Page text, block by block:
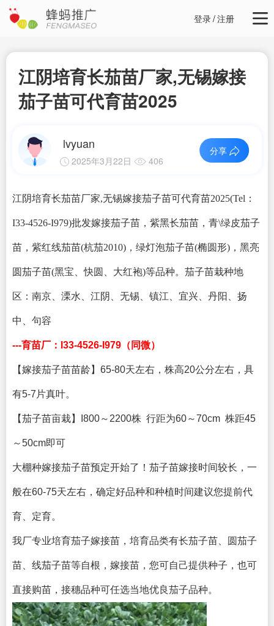
登录/注册
江阴培育长茄苗厂家,无锡嫁接
茄子苗可代育苗2025
lvyuan
2025年3月22日 406
分享
江阴培育长茄苗厂家,无锡嫁接茄子苗可代育苗2025(Tel：
I33-4526-I979)批发嫁接茄子苗，紫黑长茄苗，青\绿皮茄子
苗，紫红线茄苗(杭茄2010)，绿灯泡茄子苗(椭圆形)，黑亮
圆茄子苗(黑宝、快圆、大红袍)等品种。茄子苗栽种地
区： 南京、溧水、江阴、无锡、镇江、宜兴、丹阳、扬
中、句容
---育苗厂：I33-4526-I979（同微）
【嫁接茄子苗苗龄】65-80天左右，株高20公分左右，具
有5-7片真叶。
【茄子苗亩栽】I800～2200株 行距为60～70cm 株距45
～50cm即可
大棚种嫁接茄子苗预定开始了！茄子苗嫁接时间较长，一
般在60-75天左右，确定好品种和种植时间建议您提前代
育、定育。
我厂专业培育茄子嫁接苗，培育品类有长茄子苗、圆茄子
苗、线茄子苗等自根，嫁接苗，您可自己提供种子，也可
直接购苗，接穗品种可任选当地优良茄子品种。